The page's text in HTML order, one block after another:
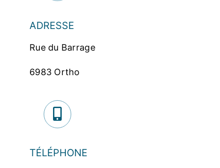
ADRESSE
Rue du Barrage
6983 Ortho
TÉLÉPHONE